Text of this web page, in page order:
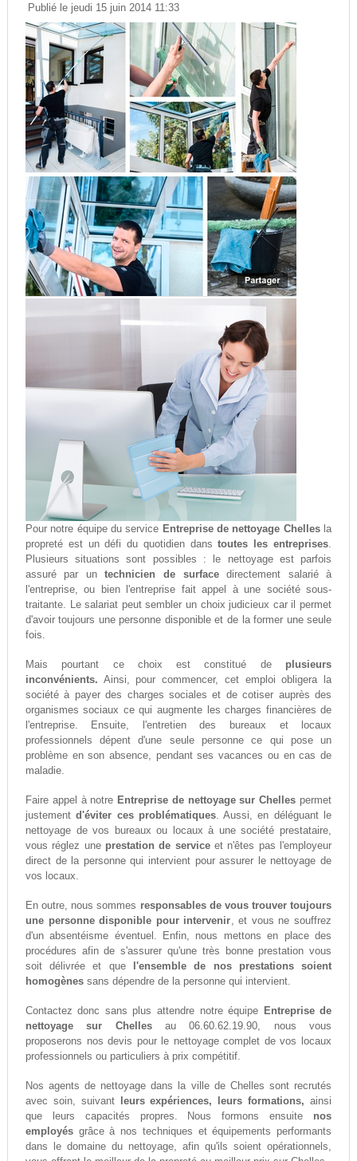
Publié le jeudi 15 juin 2014 11:33
Pour notre équipe du service Entreprise de nettoyage Chellesla
propreté est un défi du quotidien danstoutes les entreprises.
Plusieurs situations sont possibles : le nettoyage est parfois
assuré par untechnicien de surfacedirectement salarié à
l'entreprise, ou bien l'entreprise fait appel à une société sous-
traitante. Le salariat peut sembler un choix judicieux car il permet
d'avoir toujours une personne disponible et de la former une seule
fois.
Mais pourtant ce choix est constitué de plusieurs
inconvénients. Ainsi, pour commencer, cet emploi obligera la
société à payer des charges sociales et de cotiser auprès des
organismes sociaux ce qui augmente les charges financières de
l'entreprise. Ensuite, l'entretien des bureaux et locaux
professionnels dépent d'une seule personne ce qui pose un
problème en son absence, pendant ses vacances ou en cas de
maladie.
Faire appel à notre Entreprise de nettoyage sur Chelles permet
justementd'éviter ces problématiques. Aussi, en déléguant le
nettoyage de vos bureaux ou locaux à une société prestataire,
vous réglez une prestation de serviceet n'êtes pas l'employeur
direct de la personne qui intervient pour assurer le nettoyage de
vos locaux.
En outre, nous sommes responsables de vous trouver toujours
une personne disponible pour intervenir, et vous ne souffrez
d'un absentéisme éventuel. Enfin, nous mettons en place des
procédures afin de s'assurer qu'une très bonne prestation vous
soit délivrée et que
l'ensemble de nos prestations soient
homogènessans dépendre de la personne qui intervient.
Contactez donc sans plus attendre notre équipe Entreprise de
nettoyage sur Chellesau 06.60.62.19.90, nous vous
proposerons nos devis pour le nettoyage complet de vos locaux
professionnels ou particuliers à prix compétitif.
Nos agents de nettoyage dans la ville de Chelles sont recrutés
avec soin, suivant
leurs expériences, leurs formations, ainsi
que leurs capacités propres. Nous formons ensuite nos
employésgrâce à nos techniques et équipements performants
dans le domaine du nettoyage, afin qu'ils soient opérationnels,